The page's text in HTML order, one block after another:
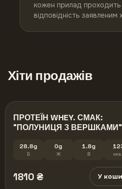
кожен прилад проходить
відповідність
Хіти продажів
ПРОТЕЇН WHEY. СМАК:
"ПОЛУНИЦЯ З ВЕРШКАМИ"
28.8g
Б
0g
Ж
1.8g
В
1810 ₴ У